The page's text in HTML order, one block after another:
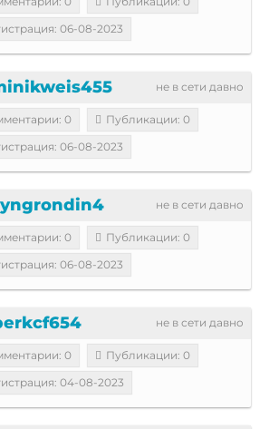
06-08-2023
не в сети давно
0
Публикации: 0
06-08-2023
не в сети давно
0
Публикации: 0
06-08-2023
не в сети давно
0
Публикации: 0
04-08-2023